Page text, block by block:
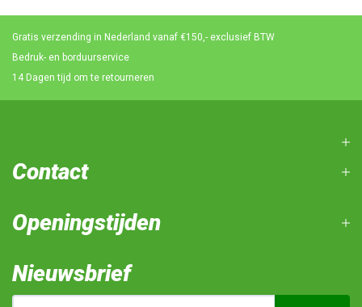
Gratis verzending in Nederland vanaf €150,- exclusief BTW
Bedruk- en borduurservice
14 Dagen tijd om te retourneren
Contact
Openingstijden
Nieuwsbrief